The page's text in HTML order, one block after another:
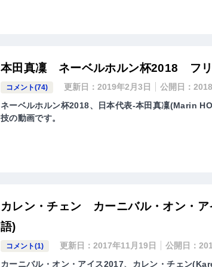
本田真凜 ネーベルホルン杯2018 フ
コメント(74) 更新日：2019年2月3日 公開日：
ネーベルホルン杯2018、日本代表-本田真凜(Marin
技の動画です。
カレン・チェン カーニバル・オン・
語)
コメント(1) 更新日：2017年11月19日 公開日：
カーニバル・オン・アイス2017、カレン・チェン